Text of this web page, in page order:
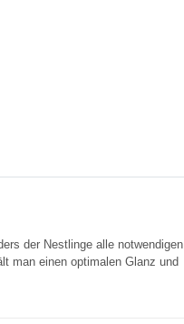
der Nestlinge alle notwendigen
man einen optimalen Glanz und